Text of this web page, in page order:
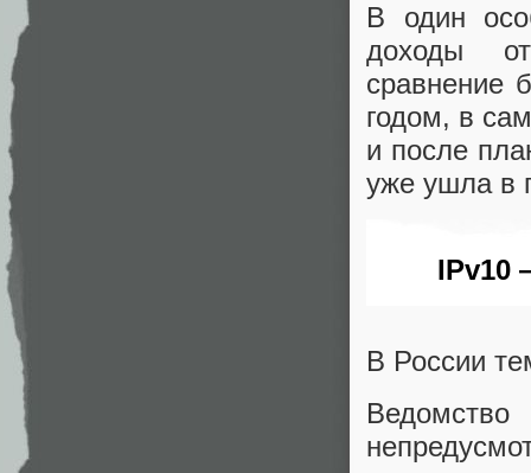
В один
доходы
сравнение
годом, в
и после
уже ушла в
IPv10
В России